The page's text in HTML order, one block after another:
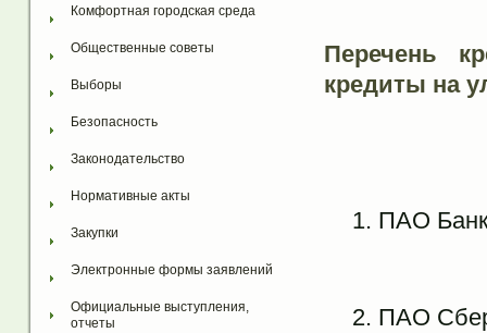
Комфортная городская среда
Общественные советы
Выборы
Безопасность
Законодательство
Нормативные акты
Закупки
Электронные формы заявлений
Официальные выступления,
отчеты
Перечень
кредиты на
ПАО
ПАО